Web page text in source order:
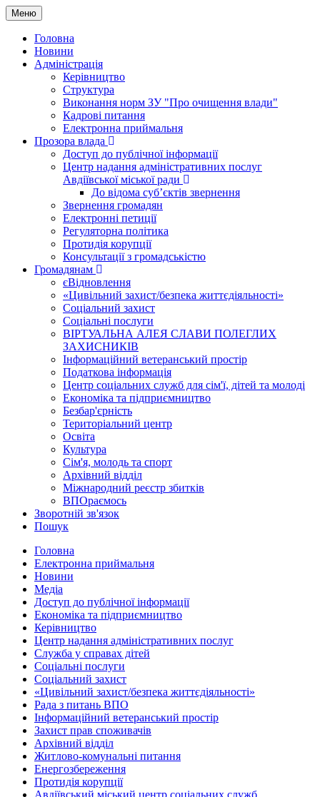
Меню
Головна
Новини
Адміністрація
Керівництво
Структура
Виконання норм ЗУ "Про очищення влади"
Кадрові питання
Електронна приймальня
Прозора влада
Доступ до публічної інформації
Центр надання адміністративних послуг
Авдіївської міської ради
До відома суб’єктів звернення
Звернення громадян
Електронні петиції
Регуляторна політика
Протидія корупції
Консультації з громадськістю
Громадянам
єВідновлення
«Цивільний захист/безпека життєдіяльності»
Соціальний захист
Соціальні послуги
ВІРТУАЛЬНА АЛЕЯ СЛАВИ ПОЛЕГЛИХ
ЗАХИСНИКІВ
Інформаційний ветеранський простір
Податкова інформація
Центр соціальних служб для сім'ї, дітей та молоді
Економіка та підприємництво
Безбар'єрність
Територіальний центр
Освіта
Культура
Сім'я, молодь та спорт
Архівний відділ
Міжнародний реєстр збитків
ВПОраємось
Зворотній зв'язок
Пошук
Головна
Електронна приймальня
Новини
Медіа
Доступ до публічної інформації
Економіка та підприємництво
Керівництво
Центр надання адміністративних послуг
Служба у справах дітей
Соціальні послуги
Соціальний захист
«Цивільний захист/безпека життєдіяльності»
Рада з питань ВПО
Інформаційний ветеранський простір
Захист прав споживачів
Архівний відділ
Житлово-комунальні питання
Енергозбереження
Протидія корупції
Авдіївський міський центр соціальних служб